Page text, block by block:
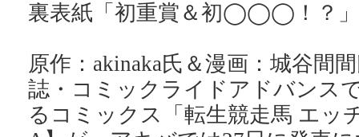
裏表紙「初重賞＆初◯◯◯！？」
原作：akinaka氏＆漫画：城谷間
誌・コミックライドアドバンス
るコミックス「転生競走馬 エッ